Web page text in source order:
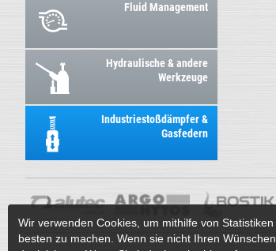
Fluid Management
Hydraulische & andere
Werkzeuge
Industriestoßdämpfer &
Gasfedern
Wir verwenden Cookies, um mithilfe von
besten zu machen. Wenn sie nicht Ihren